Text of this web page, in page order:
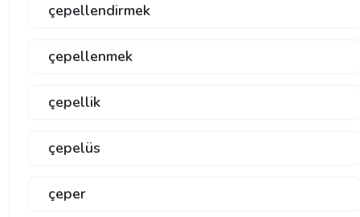
çepellendirmek
çepellenmek
çepellik
çepelüs
çeper